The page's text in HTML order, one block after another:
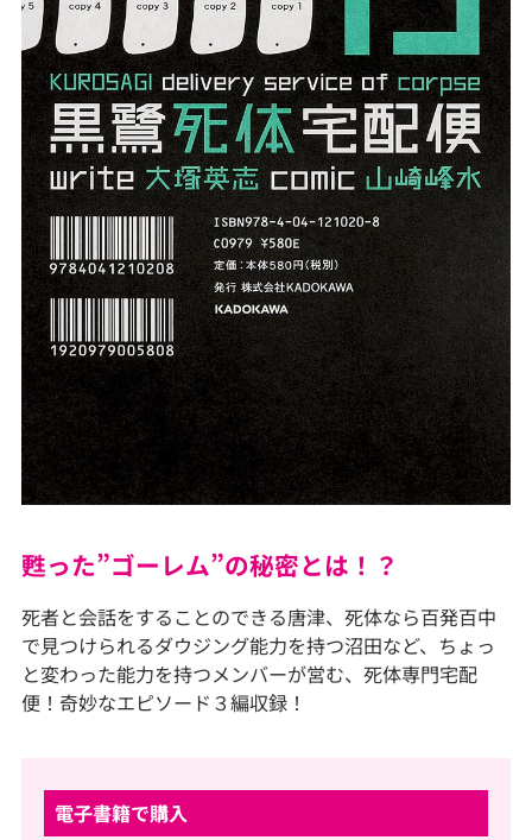
甦った”ゴーレム”の秘密とは！？
死者と会話をすることのできる唐津、死体なら百発百中
で見つけられるダウジング能力を持つ沼田など、ちょっ
と変わった能力を持つメンバーが営む、死体専門宅配
便！奇妙なエピソード３編収録！
電子書籍で購入